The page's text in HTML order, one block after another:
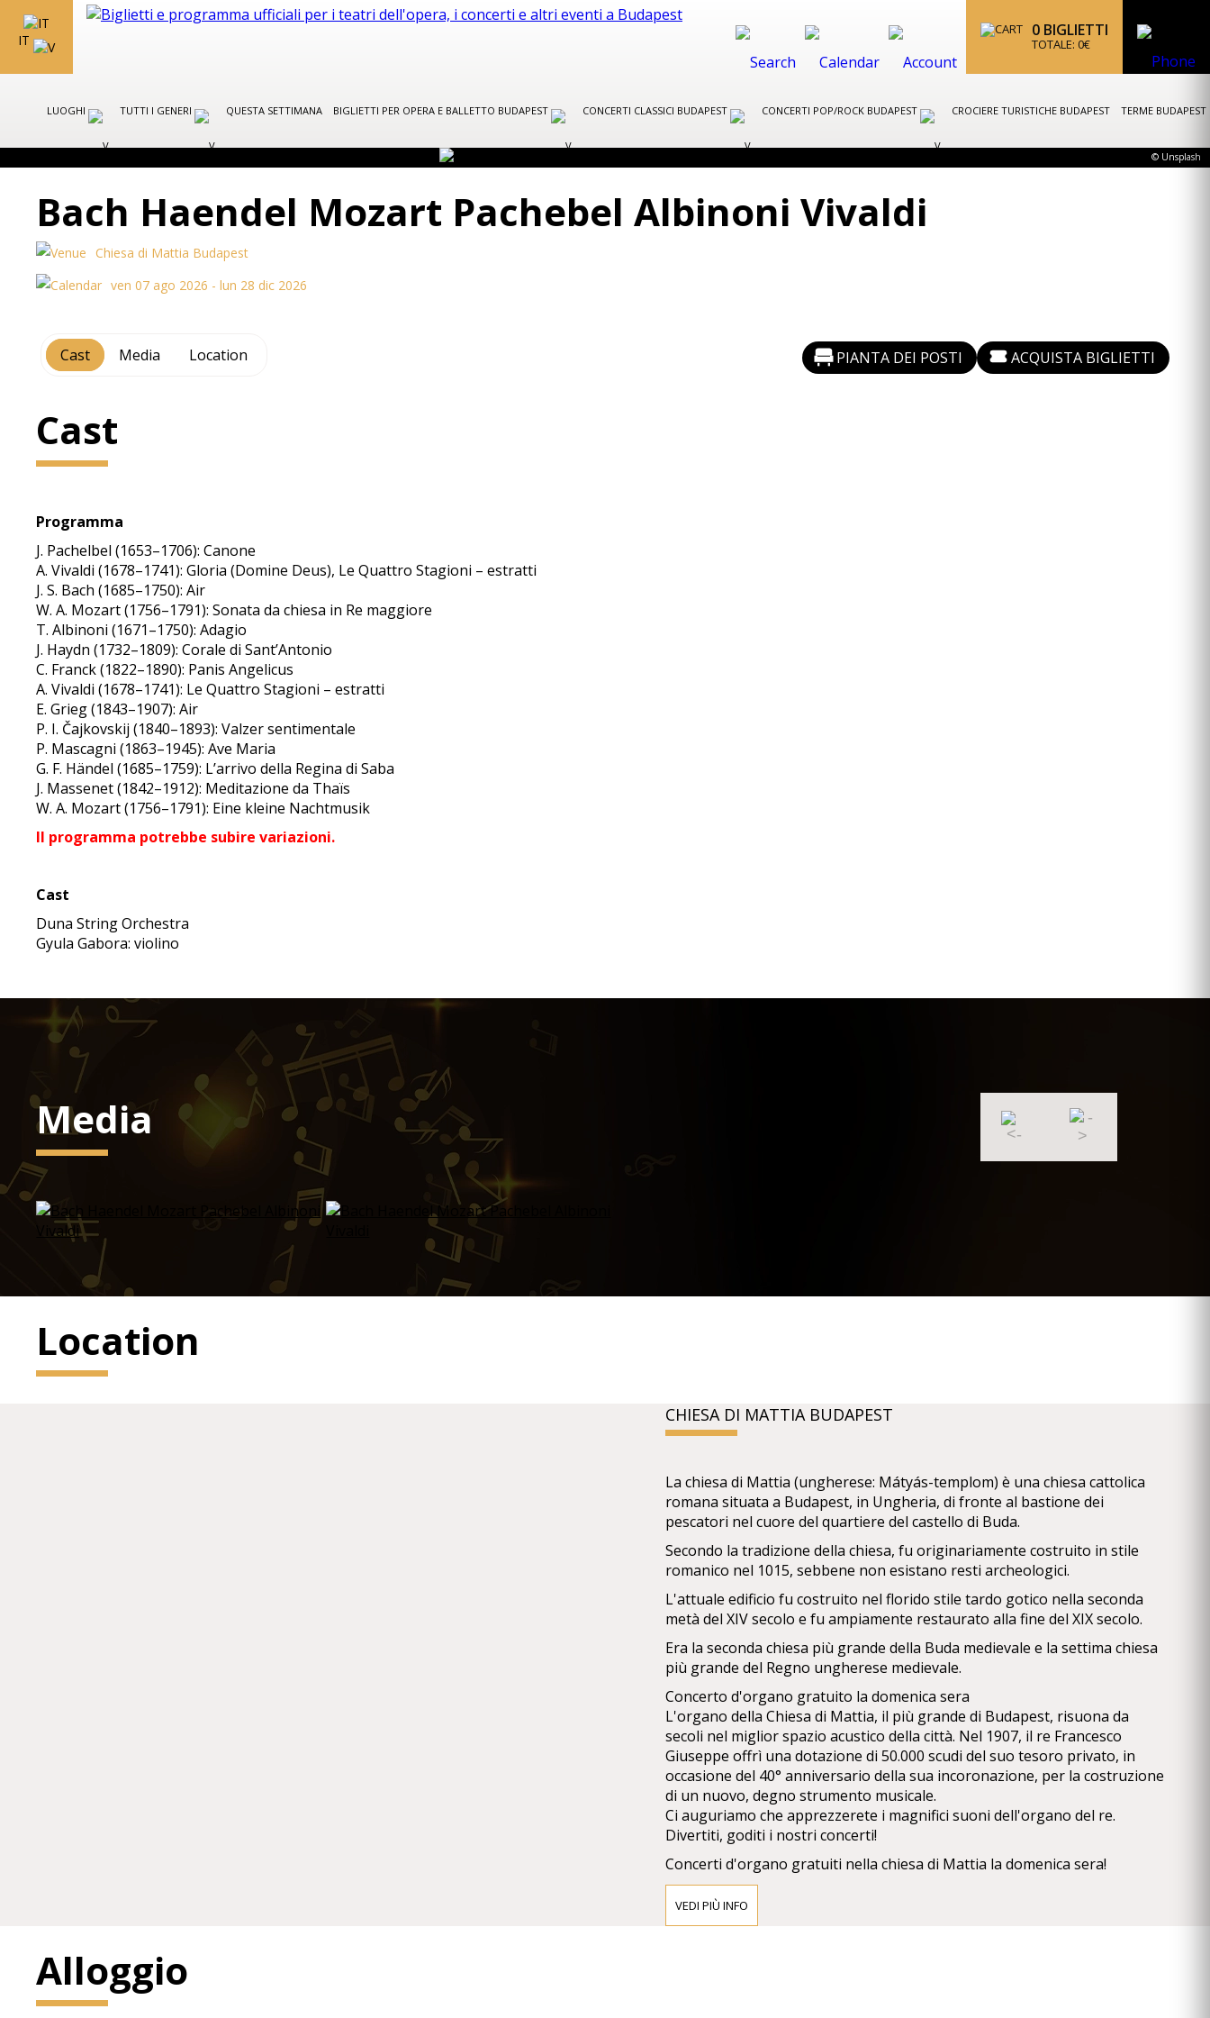
IT
0 BIGLIETTI
TOTALE: 0€
LUOGHI TUTTI I GENERI QUESTA SETTIMANA BIGLIETTI PER OPERA E BALLETTO BUDAPEST CONCERTI CLASSICI BUDAPEST CONCERTI POP/ROCK BUDAPEST CROCIERE TURISTICHE BUDAPEST TERME BUDAPEST
© Unsplash
Bach Haendel Mozart Pachebel Albinoni Vivaldi
Chiesa di Mattia Budapest
ven 07 ago 2026 - lun 28 dic 2026
Cast Media Location PIANTA DEI POSTI ACQUISTA BIGLIETTI
Cast
Programma
J. Pachelbel (1653–1706): Canone
A. Vivaldi (1678–1741): Gloria (Domine Deus), Le Quattro Stagioni – estratti
J. S. Bach (1685–1750): Air
W. A. Mozart (1756–1791): Sonata da chiesa in Re maggiore
T. Albinoni (1671–1750): Adagio
J. Haydn (1732–1809): Corale di Sant’Antonio
C. Franck (1822–1890): Panis Angelicus
A. Vivaldi (1678–1741): Le Quattro Stagioni – estratti
E. Grieg (1843–1907): Air
P. I. Čajkovskij (1840–1893): Valzer sentimentale
P. Mascagni (1863–1945): Ave Maria
G. F. Händel (1685–1759): L’arrivo della Regina di Saba
J. Massenet (1842–1912): Meditazione da Thaïs
W. A. Mozart (1756–1791): Eine kleine Nachtmusik
Il programma potrebbe subire variazioni.
Cast
Duna String Orchestra
Gyula Gabora: violino
Media
Location
CHIESA DI MATTIA BUDAPEST
La chiesa di Mattia (ungherese: Mátyás-templom) è una chiesa cattolica
romana situata a Budapest, in Ungheria, di fronte al bastione dei
pescatori nel cuore del quartiere del castello di Buda.
Secondo la tradizione della chiesa, fu originariamente costruito in stile
romanico nel 1015, sebbene non esistano resti archeologici.
L'attuale edificio fu costruito nel florido stile tardo gotico nella seconda
metà del XIV secolo e fu ampiamente restaurato alla fine del XIX secolo.
Era la seconda chiesa più grande della Buda medievale e la settima chiesa
più grande del Regno ungherese medievale.
Concerto d'organo gratuito la domenica sera
L'organo della Chiesa di Mattia, il più grande di Budapest, risuona da
secoli nel miglior spazio acustico della città. Nel 1907, il re Francesco
Giuseppe offrì una dotazione di 50.000 scudi del suo tesoro privato, in
occasione del 40° anniversario della sua incoronazione, per la costruzione
di un nuovo, degno strumento musicale.
Ci auguriamo che apprezzerete i magnifici suoni dell'organo del re.
Divertiti, goditi i nostri concerti!
Concerti d'organo gratuiti nella chiesa di Mattia la domenica sera!
celebrare il 40° anniversario della sua incoronazione. L'"organo reale" è
stato realizzato nell'officina di Budapest della fabbrica Rieger, secondo i
VEDI PIÙ INFO
Alloggio